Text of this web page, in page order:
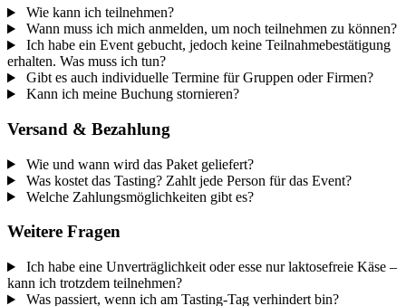
Wie kann ich teilnehmen?
Wann muss ich mich anmelden, um noch teilnehmen zu können?
Ich habe ein Event gebucht, jedoch keine Teilnahmebestätigung
erhalten. Was muss ich tun?
Gibt es auch individuelle Termine für Gruppen oder Firmen?
Kann ich meine Buchung stornieren?
Versand & Bezahlung
Wie und wann wird das Paket geliefert?
Was kostet das Tasting? Zahlt jede Person für das Event?
Welche Zahlungsmöglichkeiten gibt es?
Weitere Fragen
Ich habe eine Unverträglichkeit oder esse nur laktosefreie Käse –
kann ich trotzdem teilnehmen?
Was passiert, wenn ich am Tasting-Tag verhindert bin?